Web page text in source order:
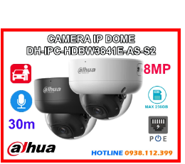
đỏ và âm thanh